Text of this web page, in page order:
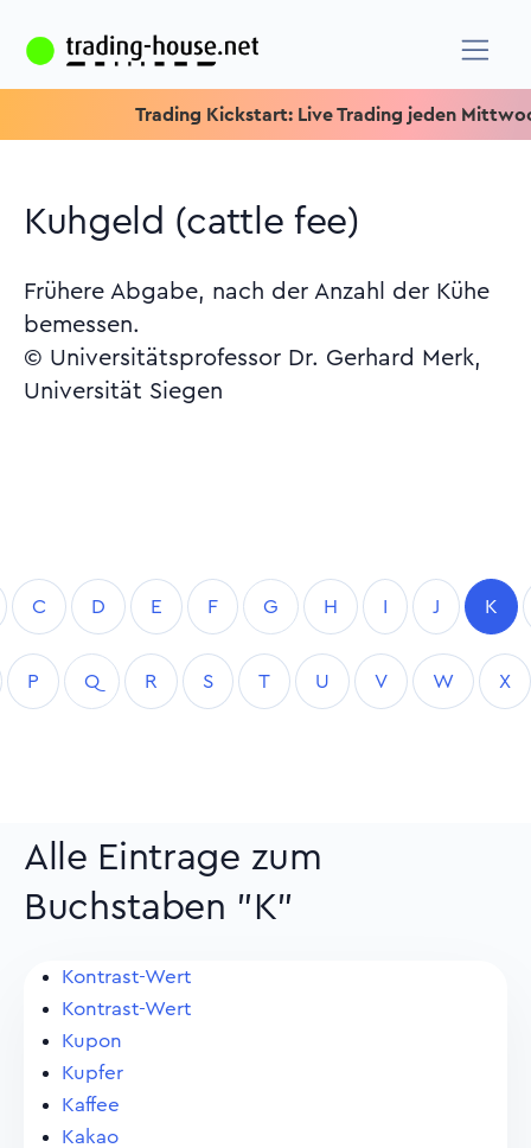
Trading Kickstart: Live Trading jeden Mittwoch um
Kuhgeld (cattle fee)
Frühere Abgabe, nach der Anzahl der Kühe
bemessen.
© Universitätsprofessor Dr. Gerhard Merk,
Universität Siegen
C D E F G H I J K
P Q R S T U V W X
Alle Eintrage zum
Buchstaben "K"
Kontrast-Wert
Kontrast-Wert
Kupon
Kupfer
Kaffee
Kakao